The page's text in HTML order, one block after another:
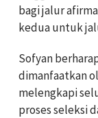
bagi jalur
kedua untuk
Sofyan
dimanfaatkan
melengkapi
proses seleksi